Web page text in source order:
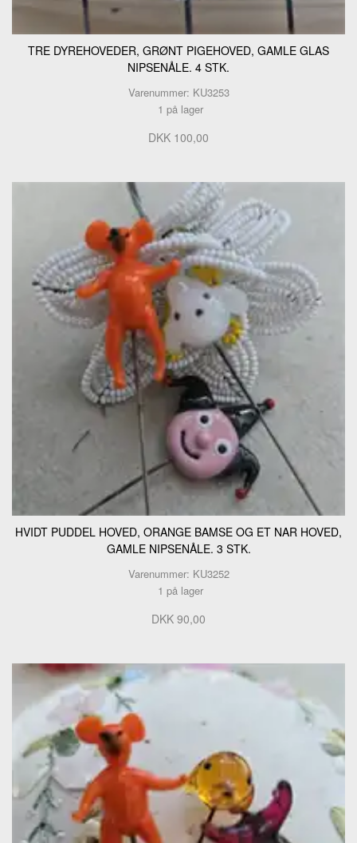
TRE DYREHOVEDER, GRØNT PIGEHOVED, GAMLE GLAS
NIPSENÅLE. 4 STK.
Varenummer: KU3253
1 på lager
DKK 100,00
HVIDT PUDDEL HOVED, ORANGE BAMSE OG ET NAR HOVED,
GAMLE NIPSENÅLE. 3 STK.
Varenummer: KU3252
1 på lager
DKK 90,00